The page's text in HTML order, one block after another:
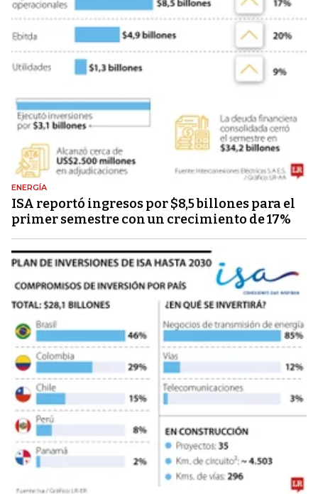
ENERGÍA
ISA reportó ingresos por $8,5 billones para el
primer semestre con un crecimiento de 17%